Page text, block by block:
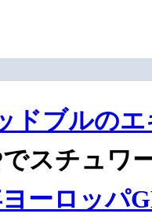
ドブルの
スチュワ
ーロッパ